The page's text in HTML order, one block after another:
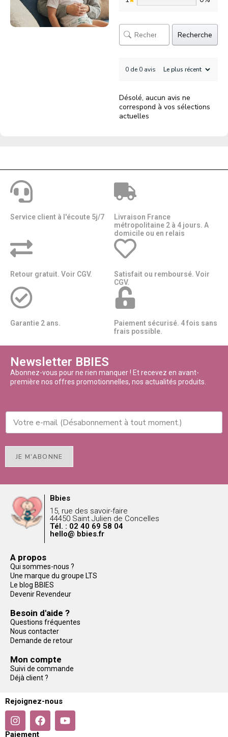
Recherche
0 de 0 avis
Désolé, aucun avis ne
correspond à vos sélections
actuelles
Service client à l'écoute 5j/7
Livraison France
métropolitaine 2 à 4 jours. A
domicile ou en relais​​
Retour gratuit. Voir CGV.
Satisfait ou remboursé. Voir
CGV.
Garantie 2 ans.
Paiement sécurisé. 4 fois sans
frais possible.
Newsletter BBIES
Abonnez-vous pour ne rien manquer ! Et recevez en avant-
première nos offres promotionnelles, nos actualités produits.
JE M'ABONNE
Bbies
15, rue des savoir-faire
44450 Saint Julien de Concelles
Tél. : 02 40 69 58 04
hello@ bbies.fr
A propos
Qui sommes-nous ?
Une marque du groupe LTS
Le blog BBIES
Devenir Revendeur
Besoin d'aide ?
Questions fréquentes
Nous contacter
Demande de retour
Mon compte
Suivi de commande
Déjà client ?
Rejoignez-nous
Paiement